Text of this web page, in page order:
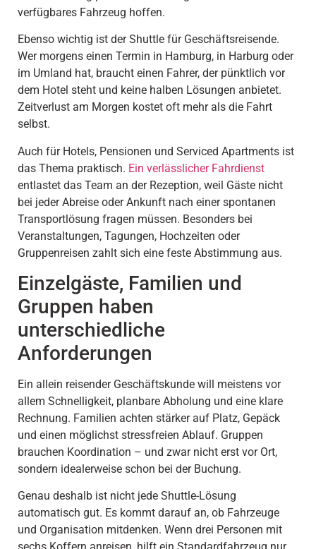
verfügbares Fahrzeug hoffen.
Ebenso wichtig ist der Shuttle für Geschäftsreisende.
Wer morgens einen Termin in Hamburg, in Harburg oder
im Umland hat, braucht einen Fahrer, der pünktlich vor
dem Hotel steht und keine halben Lösungen anbietet.
Zeitverlust am Morgen kostet oft mehr als die Fahrt
selbst.
Auch für Hotels, Pensionen und Serviced Apartments ist
das Thema praktisch. Ein verlässlicher Fahrdienst
entlastet das Team an der Rezeption, weil Gäste nicht
bei jeder Abreise oder Ankunft nach einer spontanen
Transportlösung fragen müssen. Besonders bei
Veranstaltungen, Tagungen, Hochzeiten oder
Gruppenreisen zahlt sich eine feste Abstimmung aus.
Einzelgäste, Familien und
Gruppen haben
unterschiedliche
Anforderungen
Ein allein reisender Geschäftskunde will meistens vor
allem Schnelligkeit, planbare Abholung und eine klare
Rechnung. Familien achten stärker auf Platz, Gepäck
und einen möglichst stressfreien Ablauf. Gruppen
brauchen Koordination – und zwar nicht erst vor Ort,
sondern idealerweise schon bei der Buchung.
Genau deshalb ist nicht jede Shuttle-Lösung
automatisch gut. Es kommt darauf an, ob Fahrzeuge
und Organisation mitdenken. Wenn drei Personen mit